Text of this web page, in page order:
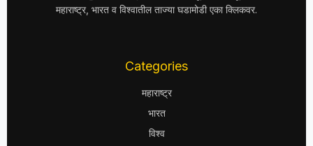
महाराष्ट्र, भारत व विश्वातील ताज्या घडामोडी एका क्लिकवर.
Categories
महाराष्ट्र
भारत
विश्व